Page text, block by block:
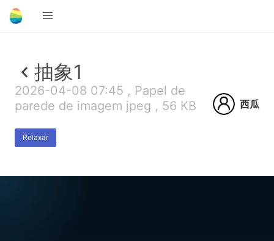
抽象1
2026-04-08 07:45 , Papel de
parede de imagem jpeg , 56 KB
Relaxar
西瓜